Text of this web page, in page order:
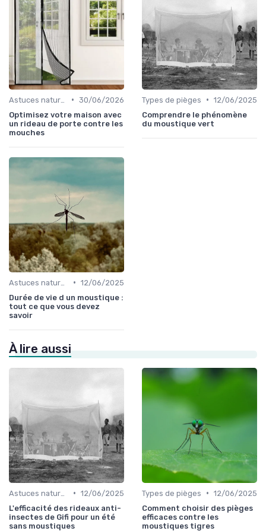
• 30/06/2026
Optimisez votre maison avec
un rideau de porte contre les
mouches
Types de pièges • 12/06/2025
Comprendre le phénomène
du moustique vert
• 12/06/2025
Durée de vie d un moustique :
tout ce que vous devez
savoir
À lire aussi
• 12/06/2025
L'efficacité des rideaux anti-
insectes de Gifi pour un été
sans moustiques
Types de pièges • 12/06/2025
Comment choisir des pièges
efficaces contre les
moustiques tigres